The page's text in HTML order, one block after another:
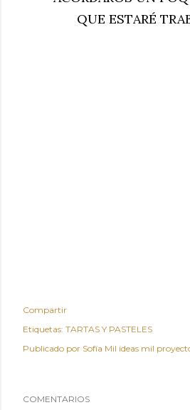
QUE ESTARÉ
Compartir
Etiquetas: TARTAS Y PASTELES
Publicado por Sofía Mil ideas mil
COMENTARIOS